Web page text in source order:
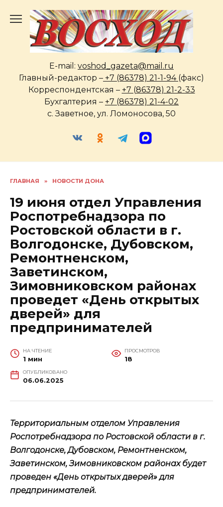
содержанию
E-mail: voshod_gazeta@mail.ru
Главный-редактор – +7 (86378) 21-1-94 (факс)
Корреспондентская – +7 (86378) 21-2-33
Бухгалтерия – +7 (86378) 21-4-02
с. Заветное, ул. Ломоносова, 50
ГЛАВНАЯ » НОВОСТИ ДОНА
19 июня отдел Управления
Роспотребнадзора по
Ростовской области в г.
Волгодонске, Дубовском,
Ремонтненском,
Заветинском,
Зимовниковском районах
проведет «День открытых
дверей» для
предпринимателей
НА ЧТЕНИЕ
1 мин
ПРОСМОТРОВ
18
ОПУБЛИКОВАНО
06.06.2025
Территориальным отделом Управления
Роспотребнадзора по Ростовской области в г.
Волгодонске, Дубовском, Ремонтненском,
Заветинском, Зимовниковском районах будет
проведен «День открытых дверей» для
предпринимателей.